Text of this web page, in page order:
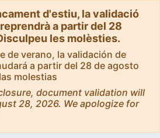
d'estiu, la validació
a partir del 28
les molèsties.
de verano, la validación de
a partir del 28 de agosto
molestias
document validation will
28, 2026. We apologize for